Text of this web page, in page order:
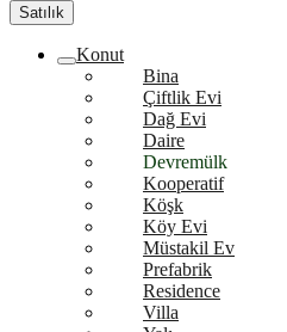
Satılık
Konut
Bina
Çiftlik Evi
Dağ Evi
Daire
Devremülk
Kooperatif
Köşk
Köy Evi
Müstakil Ev
Prefabrik
Residence
Villa